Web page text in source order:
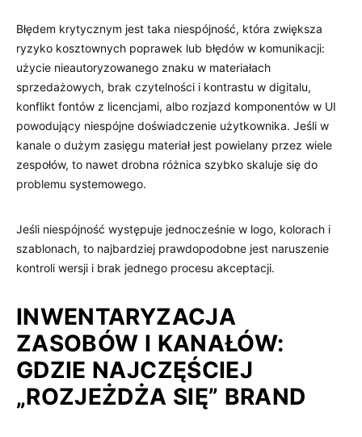
Błędem krytycznym jest taka niespójność, która zwiększa
ryzyko kosztownych poprawek lub błędów w komunikacji:
użycie nieautoryzowanego znaku w materiałach
sprzedażowych, brak czytelności i kontrastu w digitalu,
konflikt fontów z licencjami, albo rozjazd komponentów w UI
powodujący niespójne doświadczenie użytkownika. Jeśli w
kanale o dużym zasięgu materiał jest powielany przez wiele
zespołów, to nawet drobna różnica szybko skaluje się do
problemu systemowego.
Jeśli niespójność występuje jednocześnie w logo, kolorach i
szablonach, to najbardziej prawdopodobne jest naruszenie
kontroli wersji i brak jednego procesu akceptacji.
INWENTARYZACJA
ZASOBÓW I KANAŁÓW:
GDZIE NAJCZĘŚCIEJ
„ROZJEŻDŻA SIĘ” BRAND